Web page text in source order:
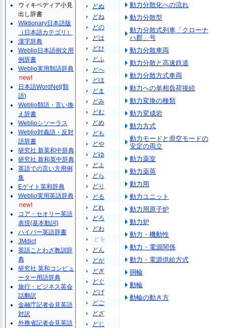
どぬ
どね
どの
どは
どひ
どふ
どへ
どほ
どま
どみ
どむ
どめ
ども
どや
どゆ
どよ
どら
どり
どる
どれ
どろ
どわ
どを
どん
どが
どぎ
どぐ
どげ
どご
どざ
どじ
動力分散化への流れ
動力分散型
動力分散式列車「クローナ
ハ郡」号
動力分散車両
動力分散と高速鉄道
動力分散方式車両
動力への単相負荷接続
動力変換の種類
動力変成岩
動力方式
動力モードと滑空モードの
安定の両立
動力薬室
動力薬莢
動力用
動力ユニット
動力用原子炉
動力炉
動力・機動性
動力・電源関係
動力・電源供給方式
胴輪
動輪
動輪の動き方
ウィキペディア小見
出し辞書
Wiktionary日本語版
（日本語カテゴリ）
漢字辞典
Weblio日本語例文用
例辞書
Weblio実用類語辞典
new!
日本語WordNet(類
語)
Weblio類語・言い換
え辞書
Weblioシソーラス
Weblio対義語・反対
語辞書
研究社 新英和中辞典
研究社 新和英中辞典
英語での言い方用例
集
Eゲイト英和辞典
Weblio実用英語辞典
new!
コア・セオリー英語
表現(基本動詞)
ハイパー英語辞書
JMdict
英語ことわざ教訓辞
典
研究社 英和コンピュ
ーター用語辞典
旅行・ビジネス英会
話翻訳
金融庁記者会見英語
対訳
外務省記者会見英語